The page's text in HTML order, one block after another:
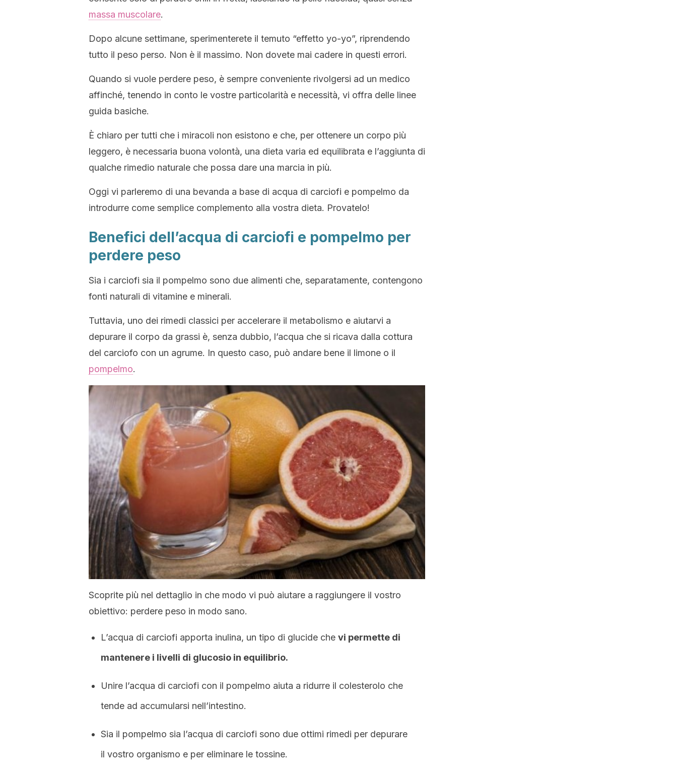
massa muscolare.
Dopo alcune settimane, sperimenterete il temuto “effetto yo-yo”, riprendendo
tutto il peso perso. Non è il massimo. Non dovete mai cadere in questi errori.
Quando si vuole perdere peso, è sempre conveniente rivolgersi ad un medico
affinché, tenendo in conto le vostre particolarità e necessità, vi offra delle linee
guida basiche.
È chiaro per tutti che i miracoli non esistono e che, per ottenere un corpo più
leggero, è necessaria buona volontà, una dieta varia ed equilibrata e l’aggiunta di
qualche rimedio naturale che possa dare una marcia in più.
Oggi vi parleremo di una bevanda a base di acqua di carciofi e pompelmo da
introdurre come semplice complemento alla vostra dieta. Provatelo!
Benefici dell’acqua di carciofi e pompelmo per
perdere peso
Sia i carciofi sia il pompelmo sono due alimenti che, separatamente, contengono
fonti naturali di vitamine e minerali.
Tuttavia, uno dei rimedi classici per accelerare il metabolismo e aiutarvi a
depurare il corpo da grassi è, senza dubbio, l’acqua che si ricava dalla cottura
del carciofo con un agrume. In questo caso, può andare bene il limone o il
pompelmo.
Scoprite più nel dettaglio in che modo vi può aiutare a raggiungere il vostro
obiettivo: perdere peso in modo sano.
L’acqua di carciofi apporta inulina, un tipo di glucide che vi permette di
mantenere i livelli di glucosio in equilibrio.
Unire l’acqua di carciofi con il pompelmo aiuta a ridurre il colesterolo che
tende ad accumularsi nell’intestino.
Sia il pompelmo sia l’acqua di carciofi sono due ottimi rimedi per depurare
il vostro organismo e per eliminare le tossine.